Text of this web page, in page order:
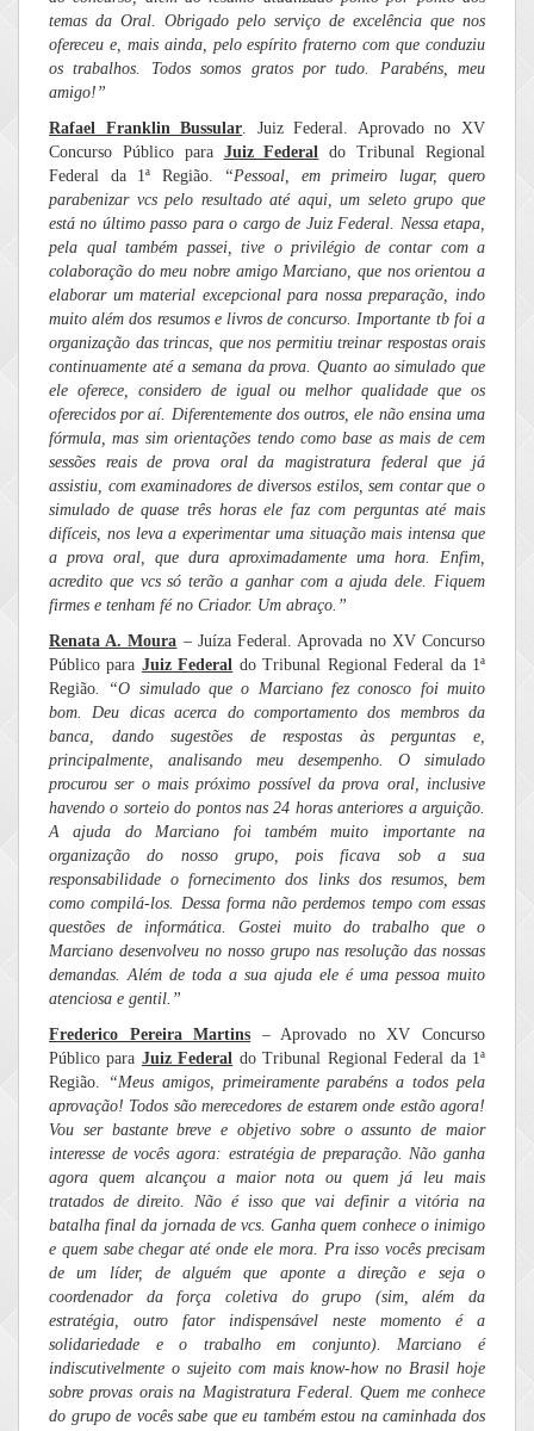
temas da Oral. Obrigado pelo serviço de excelência que nos
ofereceu e, mais ainda, pelo espírito fraterno com que conduziu
os trabalhos. Todos somos gratos por tudo. Parabéns, meu
amigo!”
Rafael Franklin Bussular. Juiz Federal. Aprovado no XV
Concurso Público para Juiz Federal do Tribunal Regional
Federal da 1ª Região.
“Pessoal, em primeiro lugar, quero
parabenizar vcs pelo resultado até aqui, um seleto grupo que
está no último passo para o cargo de Juiz Federal. Nessa etapa,
pela qual também passei, tive o privilégio de contar com a
colaboração do meu nobre amigo Marciano, que nos orientou a
elaborar um material excepcional para nossa preparação, indo
muito além dos resumos e livros de concurso. Importante tb foi a
organização das trincas, que nos permitiu treinar respostas orais
continuamente até a semana da prova. Quanto ao simulado que
ele oferece, considero de igual ou melhor qualidade que os
oferecidos por aí. Diferentemente dos outros, ele não ensina uma
fórmula, mas sim orientações tendo como base as mais de cem
sessões reais de prova oral da magistratura federal que já
assistiu, com examinadores de diversos estilos, sem contar que o
simulado de quase três horas ele faz com perguntas até mais
difíceis, nos leva a experimentar uma situação mais intensa que
a prova oral, que dura aproximadamente uma hora. Enfim,
acredito que vcs só terão a ganhar com a ajuda dele. Fiquem
firmes e tenham fé no Criador. Um abraço.”
Renata A. Moura – Juíza Federal. Aprovada no XV Concurso
Público para Juiz Federal do Tribunal Regional Federal da 1ª
Região. “O simulado que o Marciano fez conosco foi muito
bom. Deu dicas acerca do comportamento dos membros da
banca, dando sugestões de respostas às perguntas e,
principalmente, analisando meu desempenho. O simulado
procurou ser o mais próximo possível da prova oral, inclusive
havendo o sorteio do pontos nas 24 horas anteriores a arguição.
A ajuda do Marciano foi também muito importante na
organização do nosso grupo, pois ficava sob a sua
responsabilidade o fornecimento dos links dos resumos, bem
como compilá-los. Dessa forma não perdemos tempo com essas
questões de informática. Gostei muito do trabalho que o
Marciano desenvolveu no nosso grupo nas resolução das nossas
demandas. Além de toda a sua ajuda ele é uma pessoa muito
atenciosa e gentil.”
Frederico Pereira Martins – Aprovado no XV Concurso
Público para Juiz Federal do Tribunal Regional Federal da 1ª
Região.
“Meus amigos, primeiramente parabéns a todos pela
aprovação! Todos são merecedores de estarem onde estão agora!
Vou ser bastante breve e objetivo sobre o assunto de maior
interesse de vocês agora: estratégia de preparação. Não ganha
agora quem alcançou a maior nota ou quem já leu mais
tratados de direito. Não é isso que vai definir a vitória na
batalha final da jornada de vcs. Ganha quem conhece o inimigo
e quem sabe chegar até onde ele mora. Pra isso vocês precisam
de um líder, de alguém que aponte a direção e seja o
coordenador da força coletiva do grupo (sim, além da
estratégia, outro fator indispensável neste momento é a
solidariedade e o trabalho em conjunto). Marciano é
indiscutivelmente o sujeito com mais know-how no Brasil hoje
sobre provas orais na Magistratura Federal. Quem me conhece
do grupo de vocês sabe que eu também estou na caminhada dos